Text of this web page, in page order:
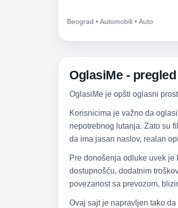
Beograd • Automobili • Auto
OglasiMe -
OglasiMe je opšti oglasni
Korisnicima je važno da
nepotrebnog lutanja. Zato su
da ima jasan naslov, realan
Pre donošenja odluke uvek
dostupnošću, dodatnim
povezanost sa prevozom,
Ovaj sajt je napravljen tako